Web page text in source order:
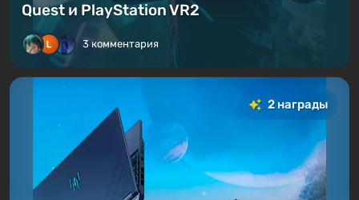
Quest и PlayStation VR2
3 комментария
2 награды